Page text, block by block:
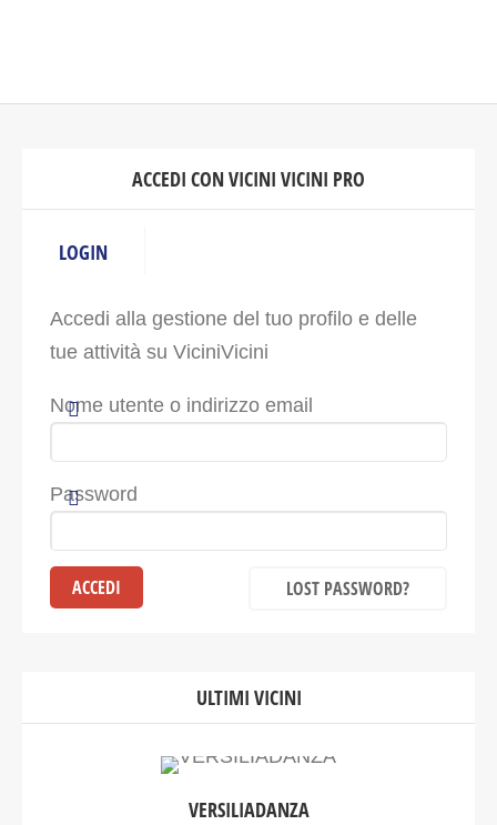
ACCEDI CON VICINI VICINI PRO
LOGIN
Accedi alla gestione del tuo profilo e delle
tue attività su ViciniVicini
Nome utente o indirizzo email
Password
LOST PASSWORD?
ULTIMI VICINI
VERSILIADANZA